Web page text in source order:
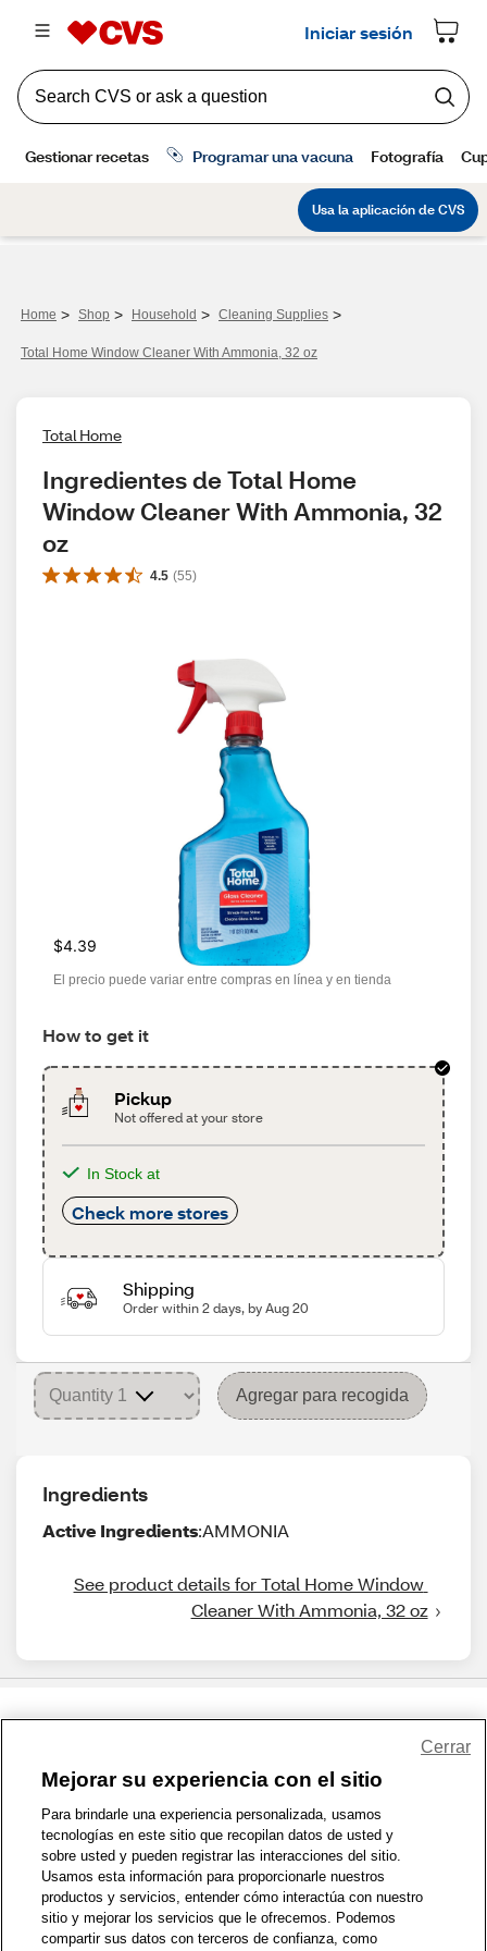
Home > Shop > Household > Cleaning Supplies >
Total Home Window Cleaner With Ammonia, 32 oz
Total Home
Ingredientes de Total Home
Window Cleaner With Ammonia, 32
oz
4.5 (55)
$4.39
El precio puede variar entre compras en línea y en tienda
How to get it
Pickup
Not offered at your store
In Stock at
Check more stores
Shipping
Order within 2 days, by Aug 20
Agregar para recogida
Ingredients
Active Ingredients:AMMONIA
See product details for Total Home Window
Cleaner With Ammonia, 32 oz
1-800-679-9691 | Contáctenos | Términos de Uso | Accesibilidad
Política de Privacidad | WA Privacy Policy | Mapa del sitio
Zona de Bienestar | © 1999 - 2026 CVS.com
Mejorar su experiencia con el sitio
Para brindarle una experiencia personalizada, usamos
tecnologías en este sitio que recopilan datos de usted y
sobre usted y pueden registrar las interacciones del sitio.
Usamos esta información para proporcionarle nuestros
productos y servicios, entender cómo interactúa con nuestro
sitio y mejorar los servicios que le ofrecemos. Podemos
compartir sus datos con terceros de confianza, como
Cerrar